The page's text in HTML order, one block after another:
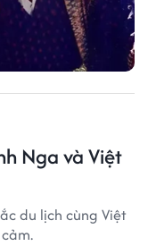
Nga và Việt
du lịch cùng Việt